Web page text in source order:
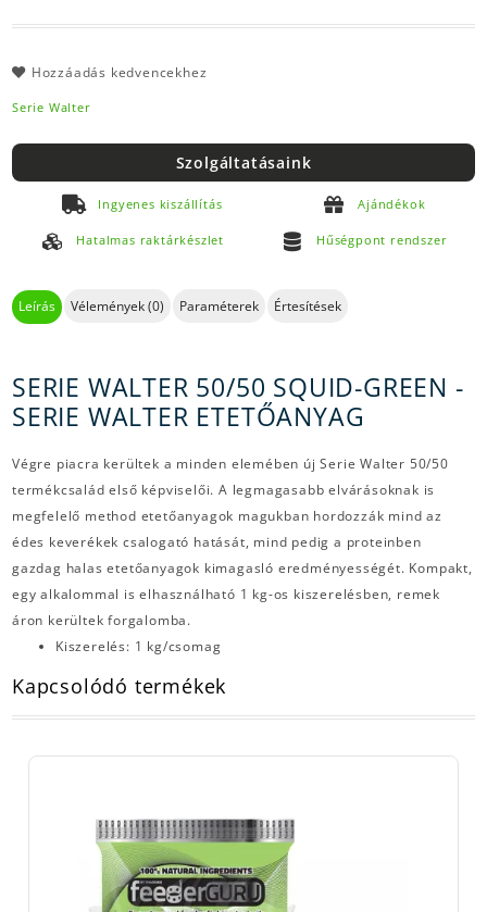
Hozzáadás kedvencekhez
Serie Walter
Szolgáltatásaink
Ingyenes kiszállítás Ajándékok
Hatalmas raktárkészlet Hűségpont rendszer
Leírás Vélemények (0) Paraméterek Értesítések
SERIE WALTER 50/50 SQUID-GREEN -
SERIE WALTER ETETŐANYAG
Végre piacra kerültek a minden elemében új Serie Walter 50/50
termékcsalád első képviselői. A legmagasabb elvárásoknak is
megfelelő method etetőanyagok magukban hordozzák mind az
édes keverékek csalogató hatását, mind pedig a proteinben
gazdag halas etetőanyagok kimagasló eredményességét. Kompakt,
egy alkalommal is elhasználható 1 kg-os kiszerelésben, remek
áron kerültek forgalomba.
Kiszerelés: 1 kg/csomag
Kapcsolódó termékek